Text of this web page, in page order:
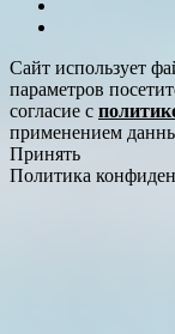
Сайт использует
параметров
согласие с
применением
Принять
Политика